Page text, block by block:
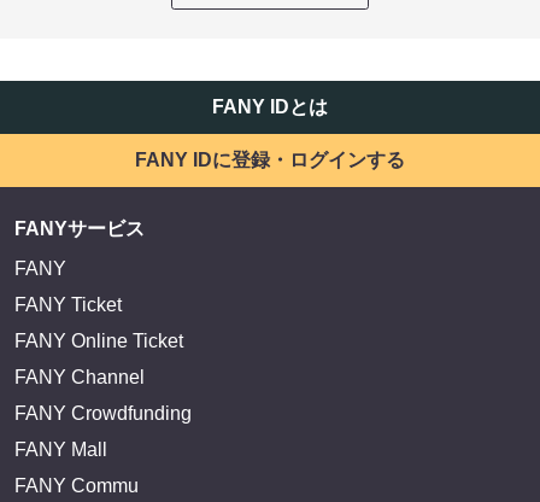
FANY IDとは
FANY IDに登録・ログインする
FANYサービス
FANY
FANY Ticket
FANY Online Ticket
FANY Channel
FANY Crowdfunding
FANY Mall
FANY Commu